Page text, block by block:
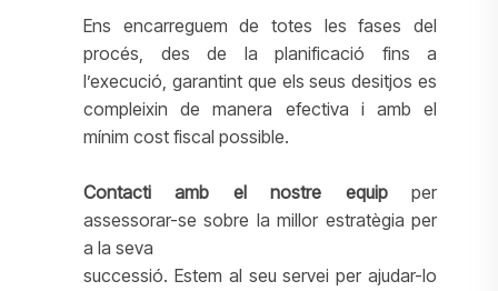
Ens encarreguem de totes les fases del
procés, des de la planificació fins a
l’execució, garantint que els seus desitjos es
compleixin de manera efectiva i amb el
mínim cost fiscal possible.
Contacti amb el nostre equipper
assessorar-se sobre la millor estratègia per
a la seva
successió. Estem al seu servei per ajudar-lo